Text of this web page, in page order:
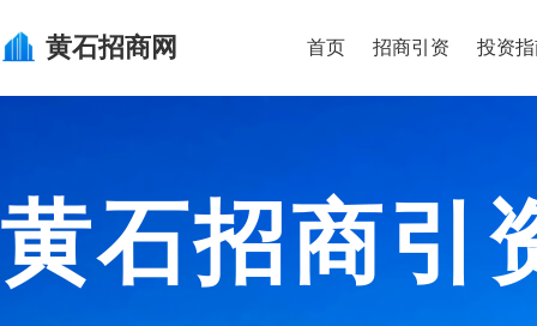
黄石招商网 首页 招商引资 投资
黄石招商引